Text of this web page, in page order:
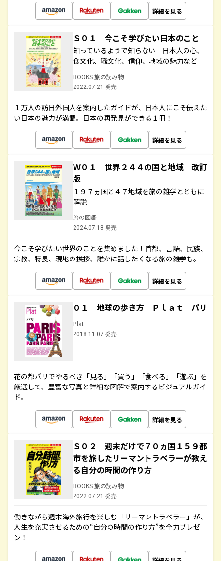
詳細を見る
Ｓ０１ 今こそ学びたい日本のこと
知っているようで知らない 日本人の心、
食文化、職文化、信仰、地域の魅力など
BOOKS 旅の読み物
2022.07.21 発売
１万人の訪日外国人を案内したガイドが、日本人にこそ伝えた
い日本の魅力が満載。日本の再発見ができる１冊！
詳細を見る
Ｗ０１ 世界２４４の国と地域 改訂
版
１９７ヵ国と４７地域を旅の雑学とともに
解説
旅の図鑑
2024.07.18 発売
今こそ学びたい世界のことを集めました！首都、言語、民族、
宗教、特長、現地の挨拶、誰かに話したくなる旅の雑学も。
詳細を見る
０１ 地球の歩き方 Ｐｌａｔ パリ
Plat
2018.11.07 発売
花の都パリでやるべき「見る」「買う」「食べる」「遊ぶ」を
厳選して、豊富な写真と詳細な図解で案内するビジュアルガイ
ド。
詳細を見る
Ｓ０２ 週末だけで７０ヵ国１５９都
市を旅したリーマントラベラーが教え
る自分の時間の作り方
BOOKS 旅の読み物
2022.07.21 発売
働きながら週末海外旅行を楽しむ「リーマントラベラー」が、
人生を充実させるための“自分の時間の作り方”を全力プレゼ
ン！